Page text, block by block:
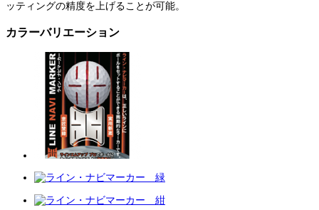
ッティングの精度を上げることが可能。
カラーバリエーション